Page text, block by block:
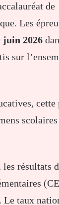
de
Les
juin 2026
sur
les résultats
taux